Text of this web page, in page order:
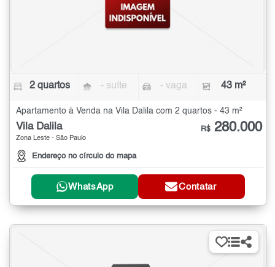
2 quartos - suíte - vaga 43 m²
Apartamento à Venda na Vila Dalila com 2 quartos - 43 m²
Vila Dalila
Zona Leste - São Paulo
Endereço no círculo do mapa
R$ 280.000
WhatsApp Contatar